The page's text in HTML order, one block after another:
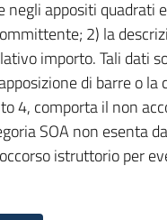
appositi quadrati
2) la
importo. Tali dati
di barre o la
4, comporta il non
SOA non esenta
istruttorio per